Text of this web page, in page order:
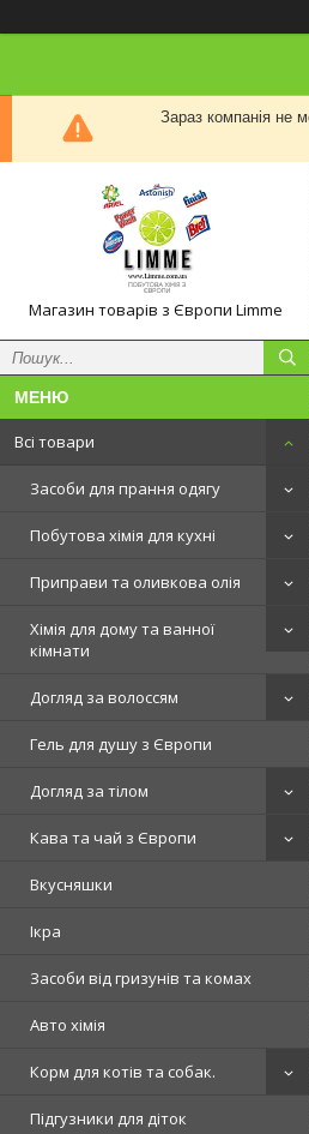
Зараз компанія не
Магазин товарів з Європи Limme
Всі товари
Засоби для прання одягу
Побутова хімія для кухні
Приправи та оливкова олія
Хімія для дому та ванної
кімнати
Догляд за волоссям
Гель для душу з Європи
Догляд за тілом
Кава та чай з Європи
Вкусняшки
Ікра
Засоби від гризунів та комах
Авто хімія
Корм для котів та собак.
Підгузники для діток